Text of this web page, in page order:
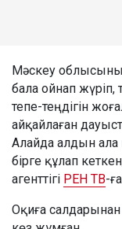
Мәскеу
бала ойнап
тепе-теңдігін
айқайлаған
Алайда алдын
бірге құлап
агенттігі РЕН ТВ-
Оқиға